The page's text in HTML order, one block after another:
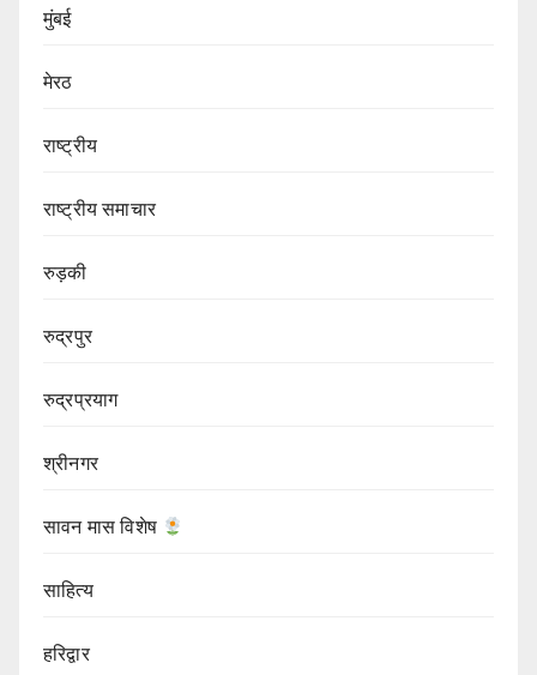
मुंबई
मेरठ
राष्ट्रीय
राष्ट्रीय समाचार
रुड़की
रुद्रपुर
रुद्रप्रयाग
श्रीनगर
सावन मास विशेष
साहित्य
हरिद्वार